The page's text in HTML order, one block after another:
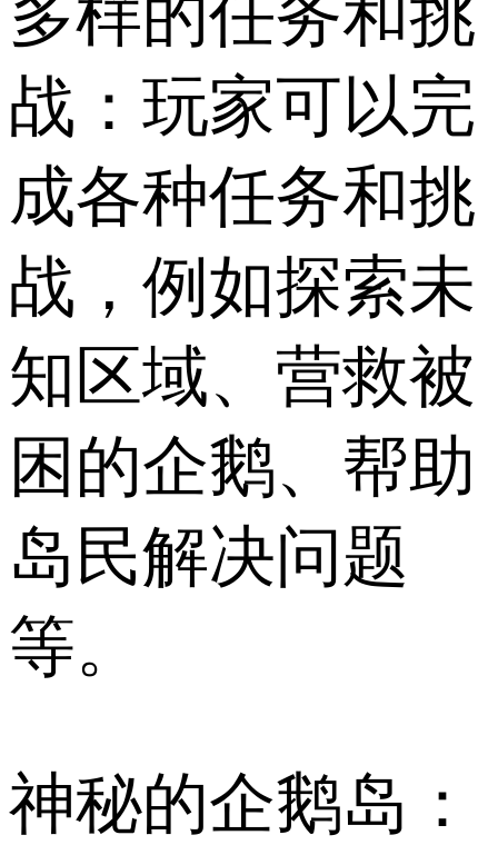
多样的任务和挑
战：玩家可以完
成各种任务和挑
战，例如探索未
知区域、营救被
困的企鹅、帮助
岛民解决问题
等。
神秘的企鹅岛：